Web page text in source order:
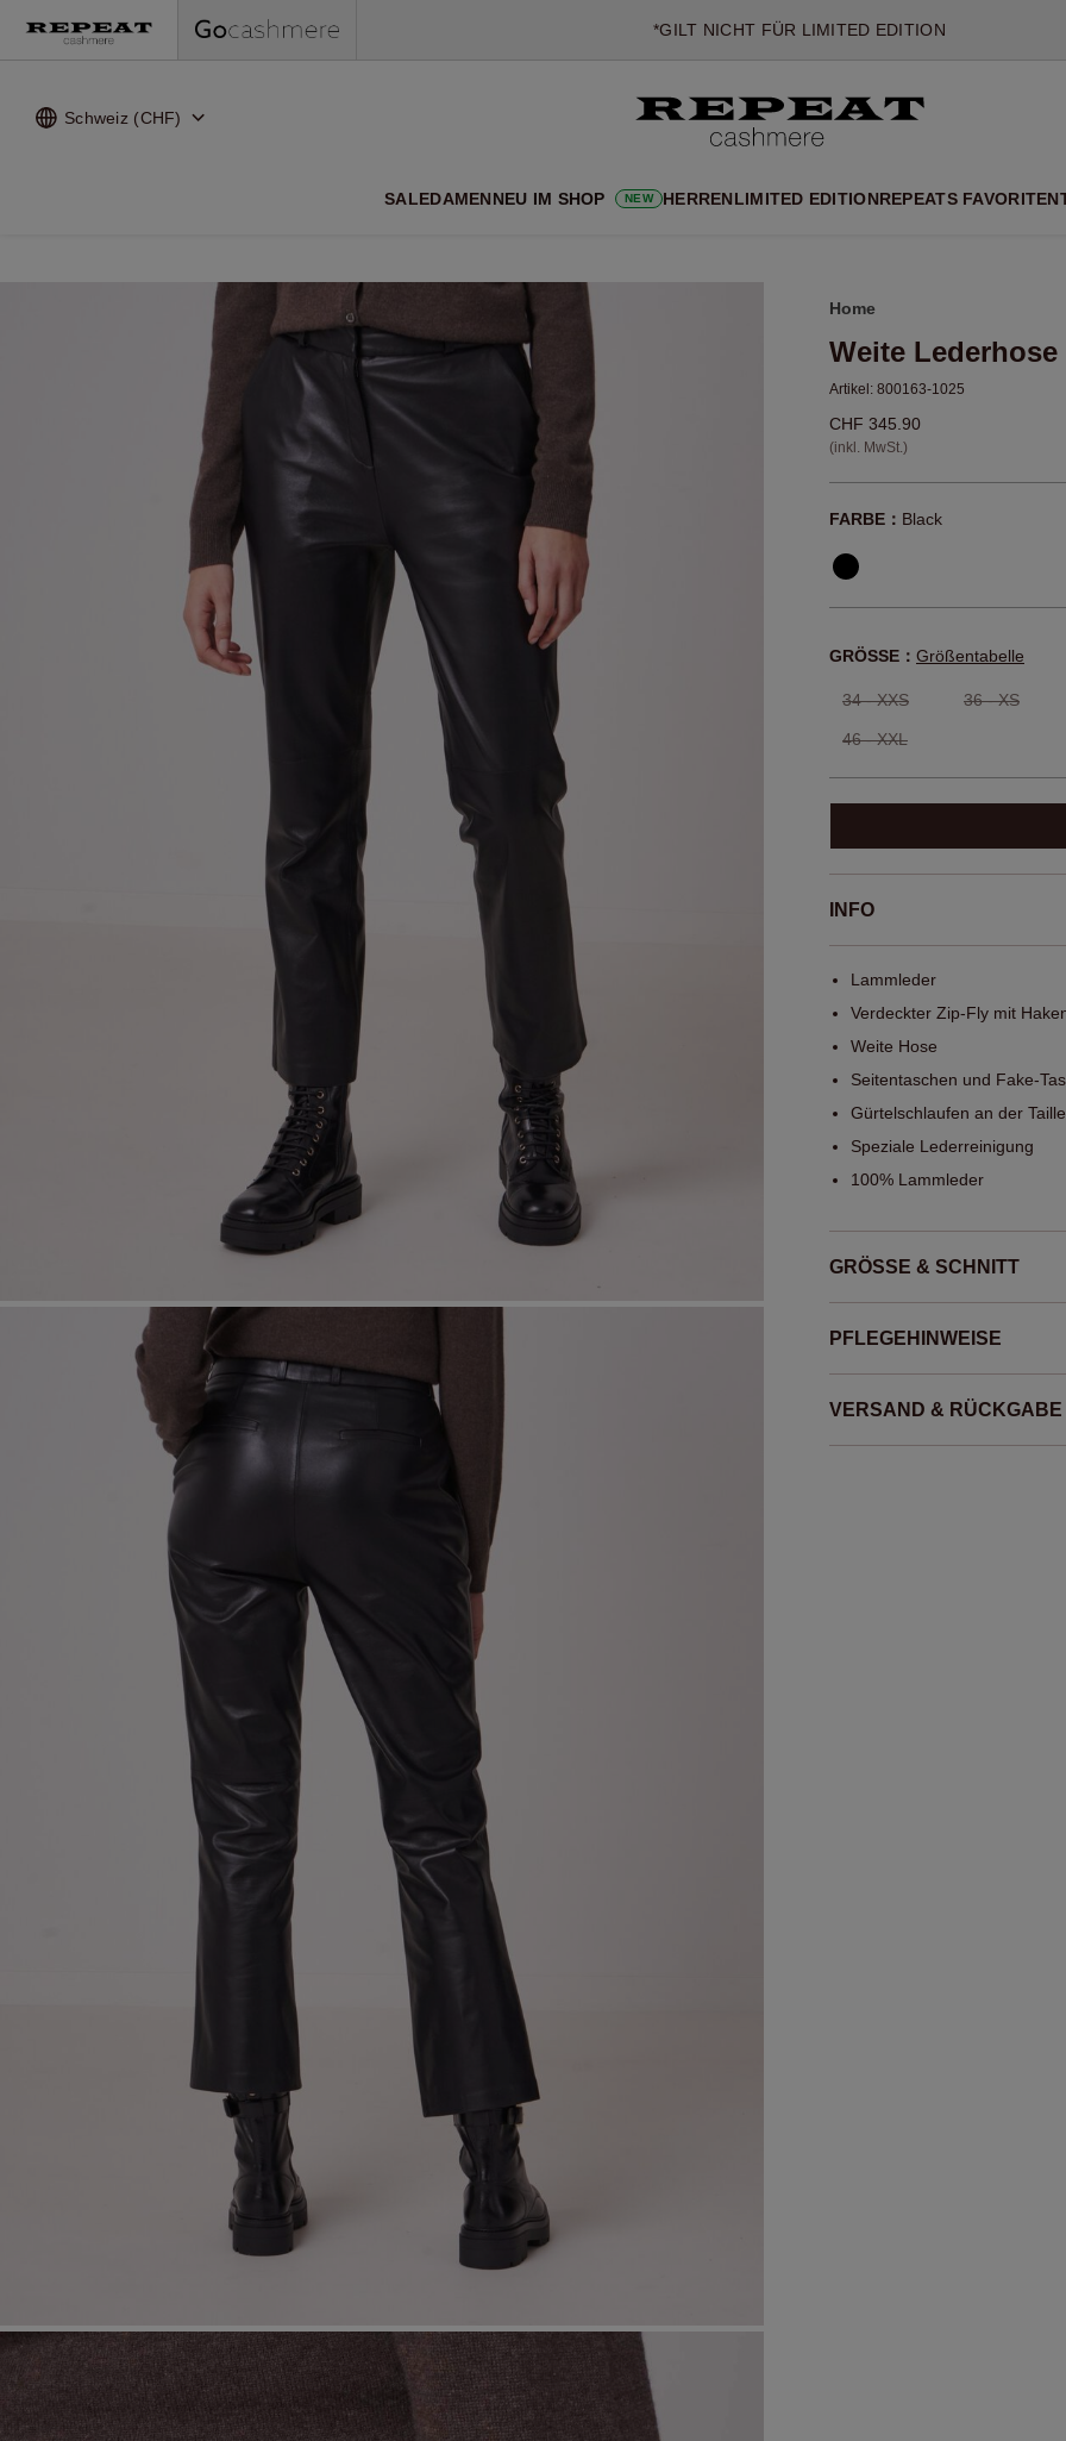
*GILT NICHT FÜR LIMITED EDITION
*AUSNAHMEN SIND MÖGLICH
NEUE CASHMERE-NEUHEITEN
WEICHE NEUE STYLES & FRISCHE FARBEN FÜR DIE KOMMENDE
Schweiz (CHF)
SALEDAMENNEU IM SHOP NEW HERRENLIMITED EDITIONREPEATS FAVORITEN
Home
Weite Lederhose
Artikel: 800163-1025
CHF 345.90
(inkl. MwSt.)
FARBE： Black
GRÖSSE： Größentabelle
34 - XXS 36 - XS
46 - XXL
INFO
Lammleder
Verdeckter Zip-Fly mit
Weite Hose
Seitentaschen und Fake-
Gürtelschlaufen an der Taille
Speziale Lederreinigung
100% Lammleder
GRÖSSE & SCHNITT
PFLEGEHINWEISE
VERSAND & RÜCKGABE